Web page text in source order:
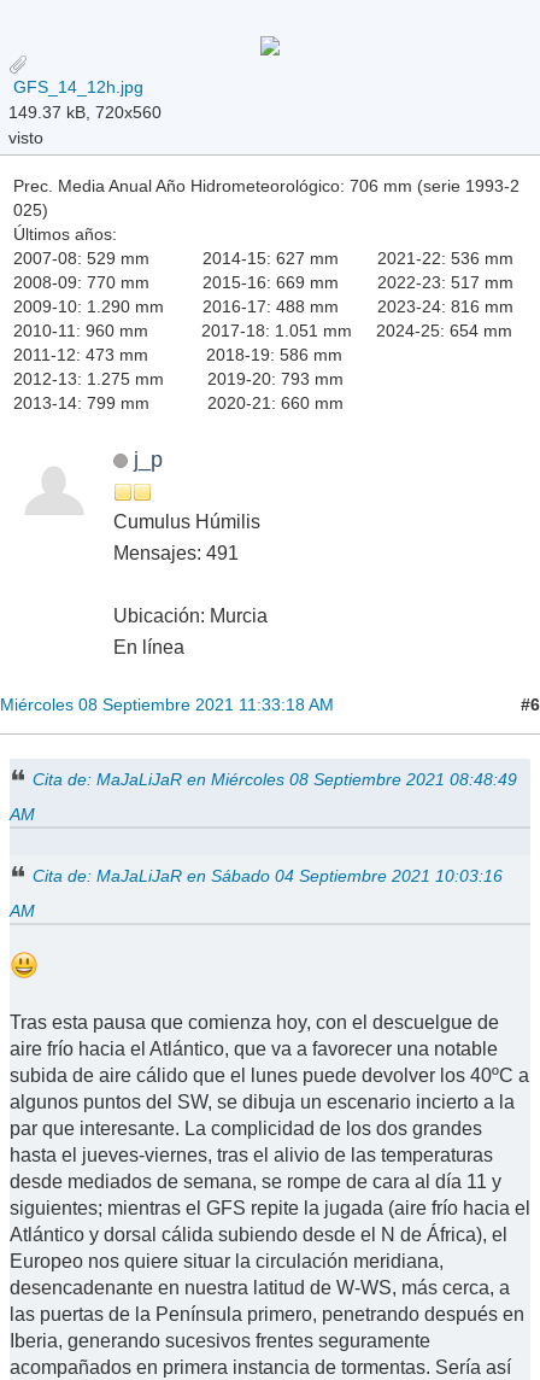
GFS_14_12h.jpg
149.37 kB, 720x560
visto
Prec. Media Anual Año Hidrometeorológico: 706 mm (serie 1993-2
025)
Últimos años:
2007-08: 529 mm 2014-15: 627 mm 2021-22: 536 mm
2008-09: 770 mm 2015-16: 669 mm 2022-23: 517 mm
2009-10: 1.290 mm 2016-17: 488 mm 2023-24: 816 mm
2010-11: 960 mm 2017-18: 1.051 mm 2024-25: 654 mm
2011-12: 473 mm 2018-19: 586 mm
2012-13: 1.275 mm 2019-20: 793 mm
2013-14: 799 mm 2020-21: 660 mm
j_p
Cumulus Húmilis
Mensajes: 491
Ubicación: Murcia
En línea
Miércoles 08 Septiembre 2021 11:33:18 AM #6
Cita de: MaJaLiJaR en Miércoles 08 Septiembre 2021 08:48:49
AM
Cita de: MaJaLiJaR en Sábado 04 Septiembre 2021 10:03:16
AM
Tras esta pausa que comienza hoy, con el descuelgue de
aire frío hacia el Atlántico, que va a favorecer una notable
subida de aire cálido que el lunes puede devolver los 40ºC a
algunos puntos del SW, se dibuja un escenario incierto a la
par que interesante. La complicidad de los dos grandes
hasta el jueves-viernes, tras el alivio de las temperaturas
desde mediados de semana, se rompe de cara al día 11 y
siguientes; mientras el GFS repite la jugada (aire frío hacia el
Atlántico y dorsal cálida subiendo desde el N de África), el
Europeo nos quiere situar la circulación meridiana,
desencadenante en nuestra latitud de W-WS, más cerca, a
las puertas de la Península primero, penetrando después en
Iberia, generando sucesivos frentes seguramente
acompañados en primera instancia de tormentas. Sería así